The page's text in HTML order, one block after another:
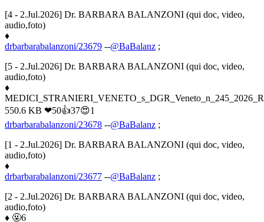
[4 - 2.Jul.2026] Dr. BARBARA BALANZONI (qui doc, video,
audio,foto)
♦
drbarbarabalanzoni/23679 --@BaBalanz ;
[5 - 2.Jul.2026] Dr. BARBARA BALANZONI (qui doc, video,
audio,foto)
♦
550.6 KB ❤50👍37😍1
drbarbarabalanzoni/23678 --@BaBalanz ;
[1 - 2.Jul.2026] Dr. BARBARA BALANZONI (qui doc, video,
audio,foto)
♦
drbarbarabalanzoni/23677 --@BaBalanz ;
[2 - 2.Jul.2026] Dr. BARBARA BALANZONI (qui doc, video,
audio,foto)
♦ 🤬6